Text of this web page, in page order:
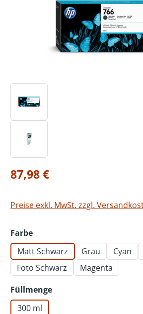
Regulärer Preis:
87,98 €
Preise exkl. MwSt. zzgl.
Farbeauswählen
Matt Schwarz
Grau Cyan
Foto Schwarz
Magenta
Füllmengeauswählen
300 ml